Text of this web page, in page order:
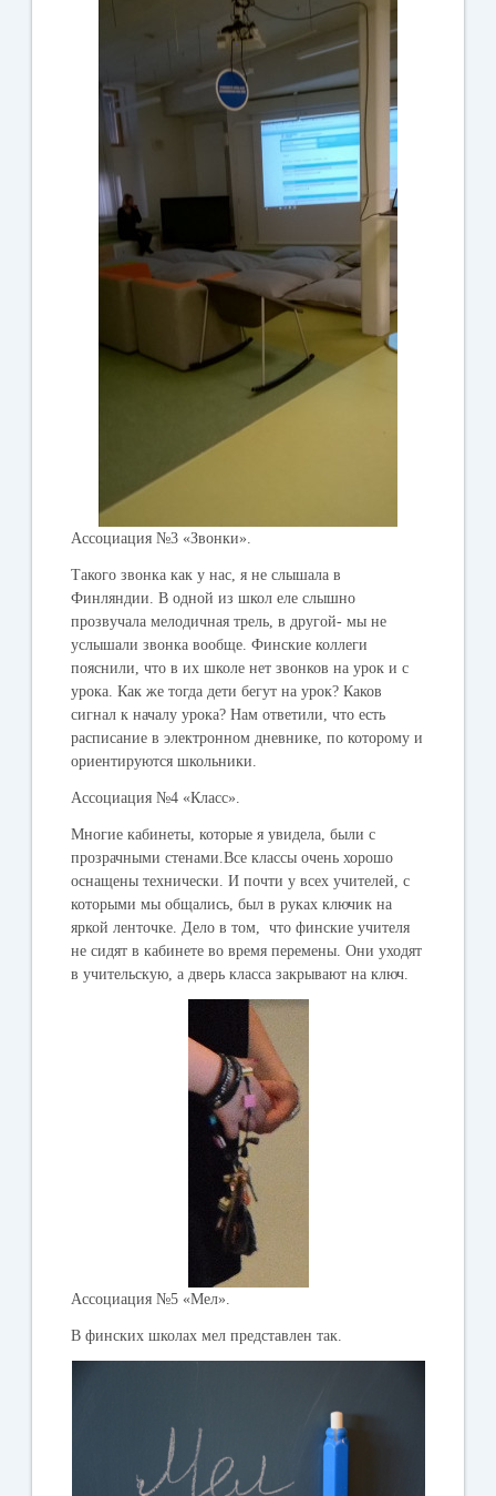
Ассоциация №3 «Звонки».
Такого звонка как у нас, я не слышала в
Финляндии. В одной из школ еле слышно
прозвучала мелодичная трель, в другой- мы не
услышали звонка вообще. Финские коллеги
пояснили, что в их школе нет звонков на урок и с
урока. Как же тогда дети бегут на урок? Каков
сигнал к началу урока? Нам ответили, что есть
расписание в электронном дневнике, по которому и
ориентируются школьники.
Ассоциация №4 «Класс».
Многие кабинеты, которые я увидела, были с
прозрачными стенами.Все классы очень хорошо
оснащены технически. И почти у всех учителей, с
которыми мы общались, был в руках ключик на
яркой ленточке. Дело в том, что финские учителя
не сидят в кабинете во время перемены. Они уходят
в учительскую, а дверь класса закрывают на ключ.
Ассоциация №5 «Мел».
В финских школах мел представлен так.